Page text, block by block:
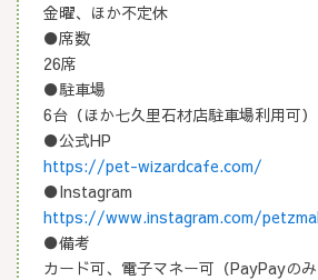
金曜、ほか不定休
●席数
26席
●駐車場
6台（ほか七久里石材店駐車場利用可
●公式HP
https://pet-wizardcafe.com/
●Instagram
https://www.instagram.com/
●備考
カード可、電子マネー可（PayPayのみ